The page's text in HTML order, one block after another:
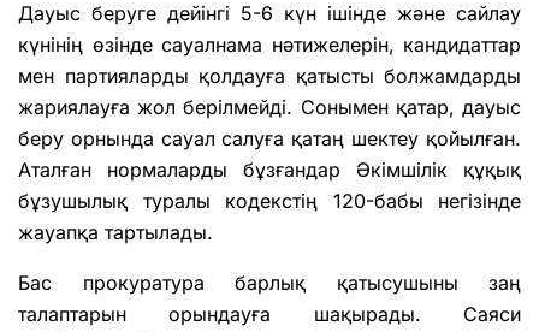
Дауыс беруге дейінгі 5-6 күн ішінде және сайлау
күнінің өзінде сауалнама нәтижелерін, кандидаттар
мен партияларды қолдауға қатысты болжамдарды
жариялауға жол берілмейді. Сонымен қатар, дауыс
беру орнында сауал салуға қатаң шектеу қойылған.
Аталған нормаларды бұзғандар Әкімшілік құқық
бұзушылық туралы кодекстің 120-бабы негізінде
жауапқа тартылады.
Бас прокуратура барлық қатысушыны заң
талаптарын орындауға шақырады. Саяси